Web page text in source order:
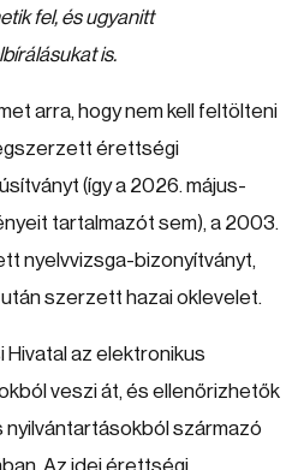
fel, és ugyanitt
is.
arra, hogy nem kell feltölteni
érettségi
(így a 2026. május-
tartalmazót sem), a 2003.
nyelvvizsga-bizonyítványt,
szerzett hazai oklevelet.
Hivatal az elektronikus
veszi át, és ellenőrizhetők
származó
Az idei érettségi